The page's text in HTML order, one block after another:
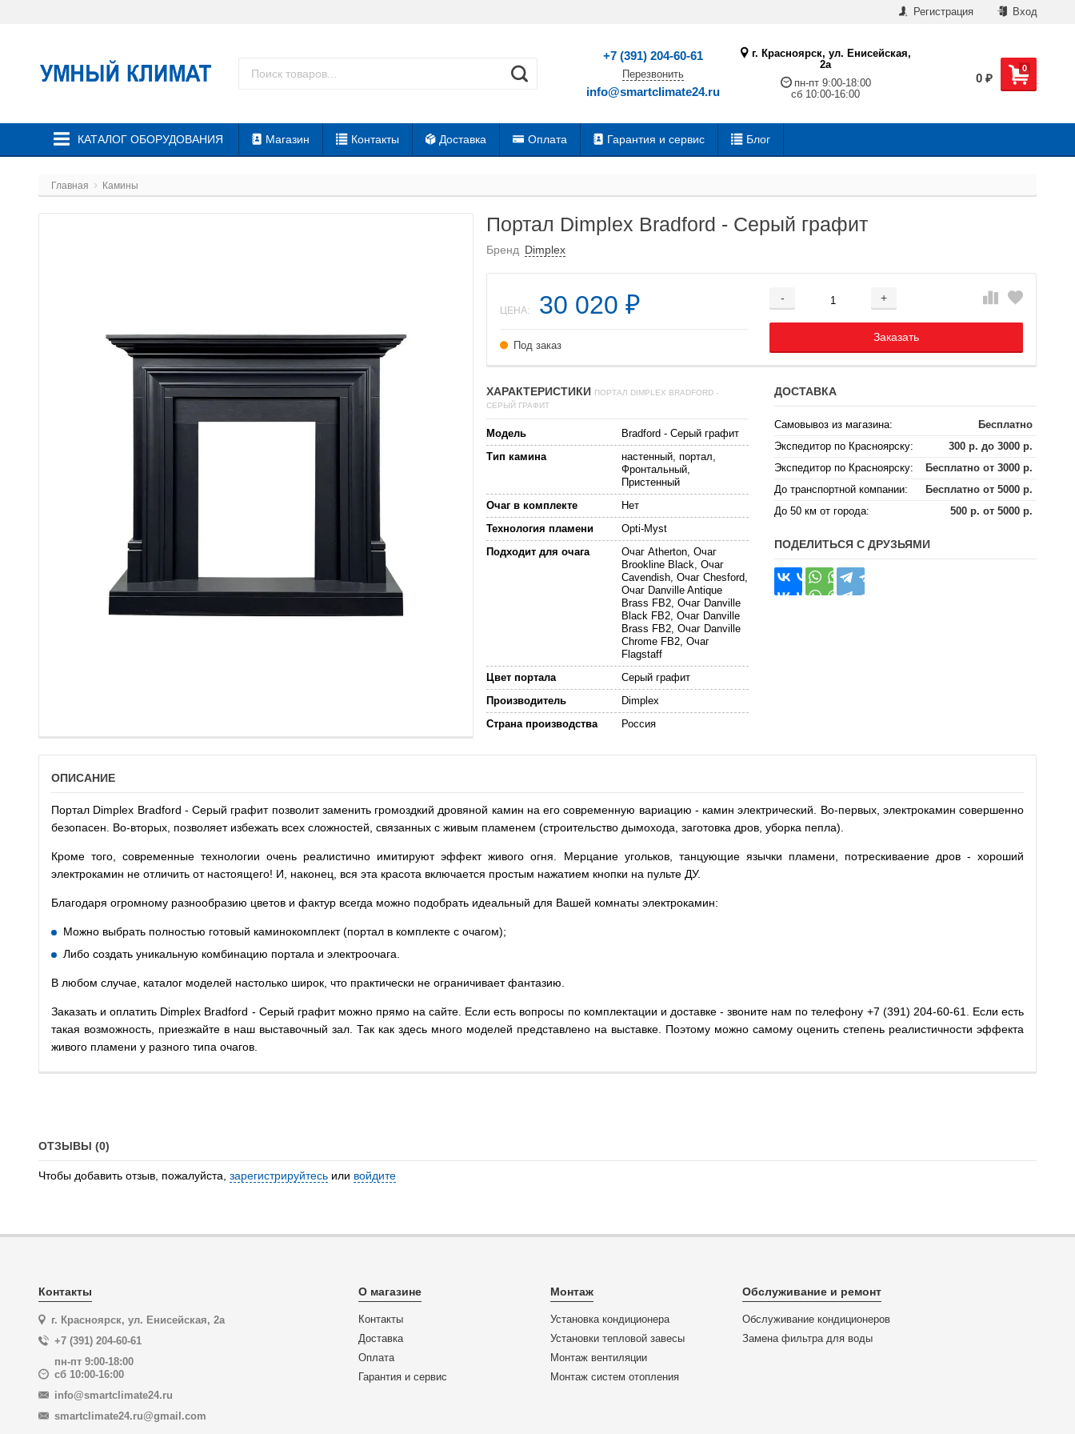
Регистрация Вход
+7 (391) 204-60-61
Перезвонить
info@smartclimate24.ru
г. Красноярск, ул. Енисейская,
2а
пн-пт 9:00-18:00
сб 10:00-16:00
0
0 ₽
КАТАЛОГ ОБОРУДОВАНИЯ Магазин Контакты Доставка Оплата Гарантия и сервис Блог
Главная Камины
Портал Dimplex Bradford - Серый графит
Бренд Dimplex
- +
Добавляется...
Заказать
Добавлен
ЦЕНА: 30 020 ₽
Под заказ
ХАРАКТЕРИСТИКИ ПОРТАЛ DIMPLEX BRADFORD -
СЕРЫЙ ГРАФИТ
Модель
Bradford - Серый графит
Тип камина
настенный, портал,
Фронтальный,
Пристенный
Очаг в комплекте
Нет
Технология пламени
Opti-Myst
Подходит для очага
Очаг Atherton, Очаг
Brookline Black, Очаг
Cavendish, Очаг Chesford,
Очаг Danville Antique
Brass FB2, Очаг Danville
Black FB2, Очаг Danville
Brass FB2, Очаг Danville
Chrome FB2, Очаг
Flagstaff
Цвет портала
Серый графит
Производитель
Dimplex
Страна производства
Россия
ДОСТАВКА
Самовывоз из магазина:
Бесплатно
Экспедитор по Красноярску:
300 р. до 3000 р.
Экспедитор по Красноярску:
Бесплатно от 3000 р.
До транспортной компании:
Бесплатно от 5000 р.
До 50 км от города:
500 р. от 5000 р.
ПОДЕЛИТЬСЯ С ДРУЗЬЯМИ
ОПИСАНИЕ
Портал Dimplex Bradford - Серый графит позволит заменить громоздкий дровяной камин на его современную вариацию - камин электрический. Во-первых, электрокамин совершенно
безопасен. Во-вторых, позволяет избежать всех сложностей, связанных с живым пламенем (строительство дымохода, заготовка дров, уборка пепла).
Кроме того, современные технологии очень реалистично имитируют эффект живого огня. Мерцание угольков, танцующие язычки пламени, потрескиваение дров - хороший
электрокамин не отличить от настоящего! И, наконец, вся эта красота включается простым нажатием кнопки на пульте ДУ.
Благодаря огромному разнообразию цветов и фактур всегда можно подобрать идеальный для Вашей комнаты электрокамин:
Можно выбрать полностью готовый каминокомплект (портал в комплекте с очагом);
Либо создать уникальную комбинацию портала и электроочага.
В любом случае, каталог моделей настолько широк, что практически не ограничивает фантазию.
Заказать и оплатить Dimplex Bradford - Серый графит можно прямо на сайте. Если есть вопросы по комплектации и доставке - звоните нам по телефону +7 (391) 204-60-61. Если есть
такая возможность, приезжайте в наш выставочный зал. Так как здесь много моделей представлено на выставке. Поэтому можно самому оценить степень реалистичности эффекта
живого пламени у разного типа очагов.
ОТЗЫВЫ (0)
Чтобы добавить отзыв, пожалуйста, зарегистрируйтесь или войдите
Контакты
г. Красноярск, ул. Енисейская, 2а
+7 (391) 204-60-61
пн-пт 9:00-18:00
сб 10:00-16:00
info@smartclimate24.ru
smartclimate24.ru@gmail.com
О магазине
Контакты
Доставка
Оплата
Гарантия и сервис
Монтаж
Установка кондиционера
Установки тепловой завесы
Монтаж вентиляции
Монтаж систем отопления
Обслуживание и ремонт
Обслуживание кондиционеров
Замена фильтра для воды